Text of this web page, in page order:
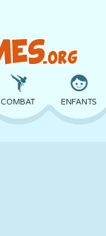
COMBAT ENFANTS